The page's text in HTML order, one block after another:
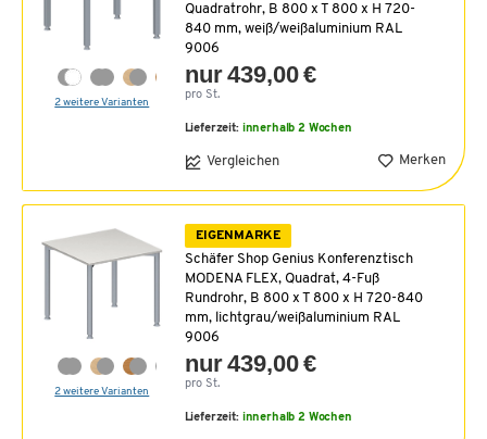
2 weitere Varianten
Quadratrohr, B 800 x T 800 x H 720-
840 mm, weiß/weißaluminium RAL
9006
nur 439,00 €
pro St.
Lieferzeit: innerhalb 2 Wochen
Vergleichen Merken
2 weitere Varianten
EIGENMARKE
Schäfer Shop Genius Konferenztisch
MODENA FLEX, Quadrat, 4-Fuß
Rundrohr, B 800 x T 800 x H 720-840
mm, lichtgrau/weißaluminium RAL
9006
nur 439,00 €
pro St.
Lieferzeit: innerhalb 2 Wochen